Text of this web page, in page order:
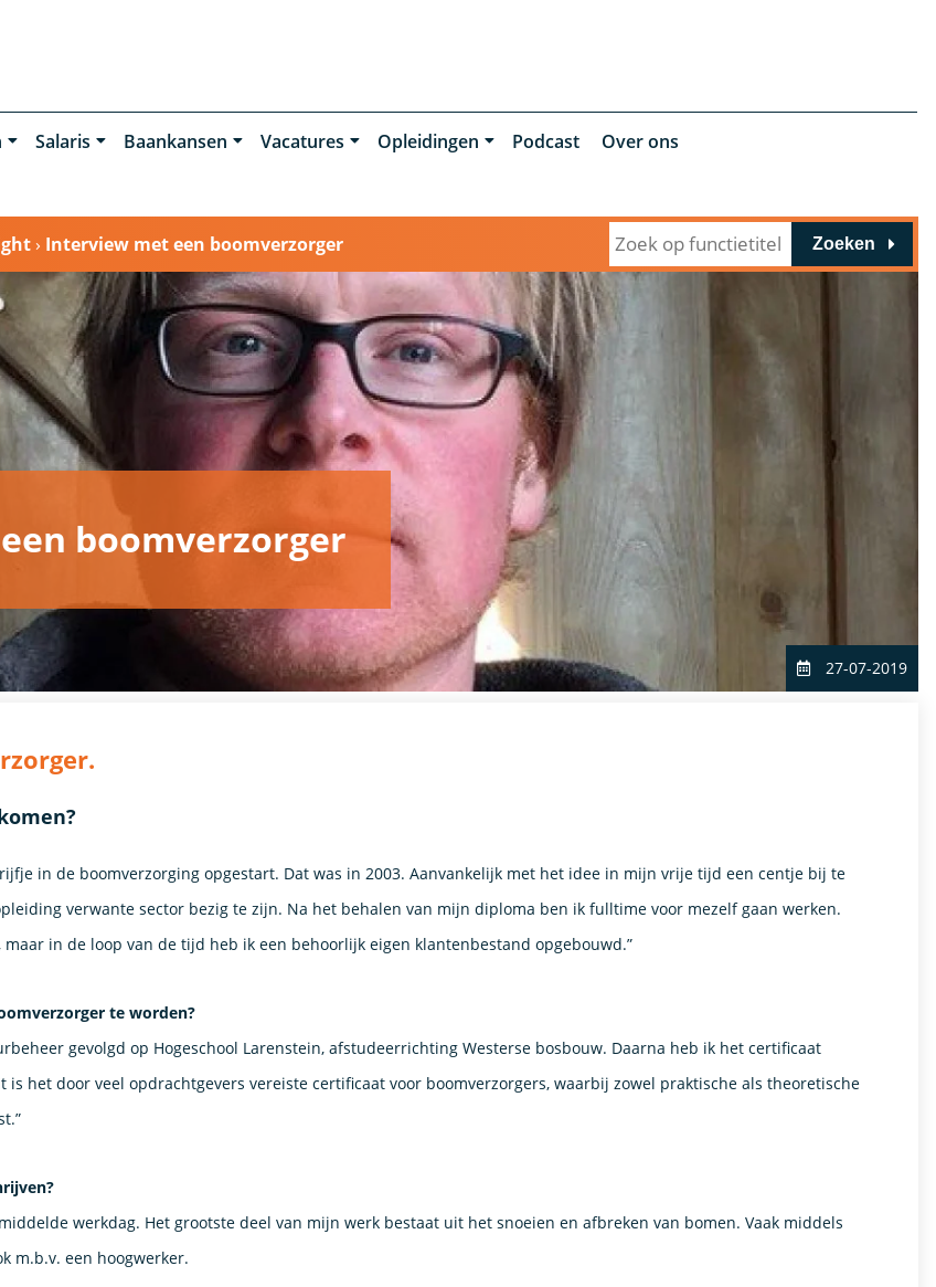
Salaris Baankansen Vacatures Opleidingen Podcast
Over ons
› Interview met een boomverzorger Zoeken
boomverzorger
27-07-2019
in de boomverzorging opgestart. Dat was in 2003. Aanvankelijk met het idee in mijn vrije tijd een centje bij te
verwante sector bezig te zijn. Na het behalen van mijn diploma ben ik fulltime voor mezelf gaan werken.
in de loop van de tijd heb ik een behoorlijk eigen klantenbestand opgebouwd.”
te worden?
gevolgd op Hogeschool Larenstein, afstudeerrichting Westerse bosbouw. Daarna heb ik het certificaat
is het door veel opdrachtgevers vereiste certificaat voor boomverzorgers, waarbij zowel praktische als theoretische
werkdag. Het grootste deel van mijn werk bestaat uit het snoeien en afbreken van bomen. Vaak middels
m.b.v. een hoogwerker.